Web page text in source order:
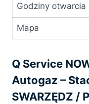
Godziny otwarcia
Mapa
Q Service
Autogaz –
SWARZĘDZ /